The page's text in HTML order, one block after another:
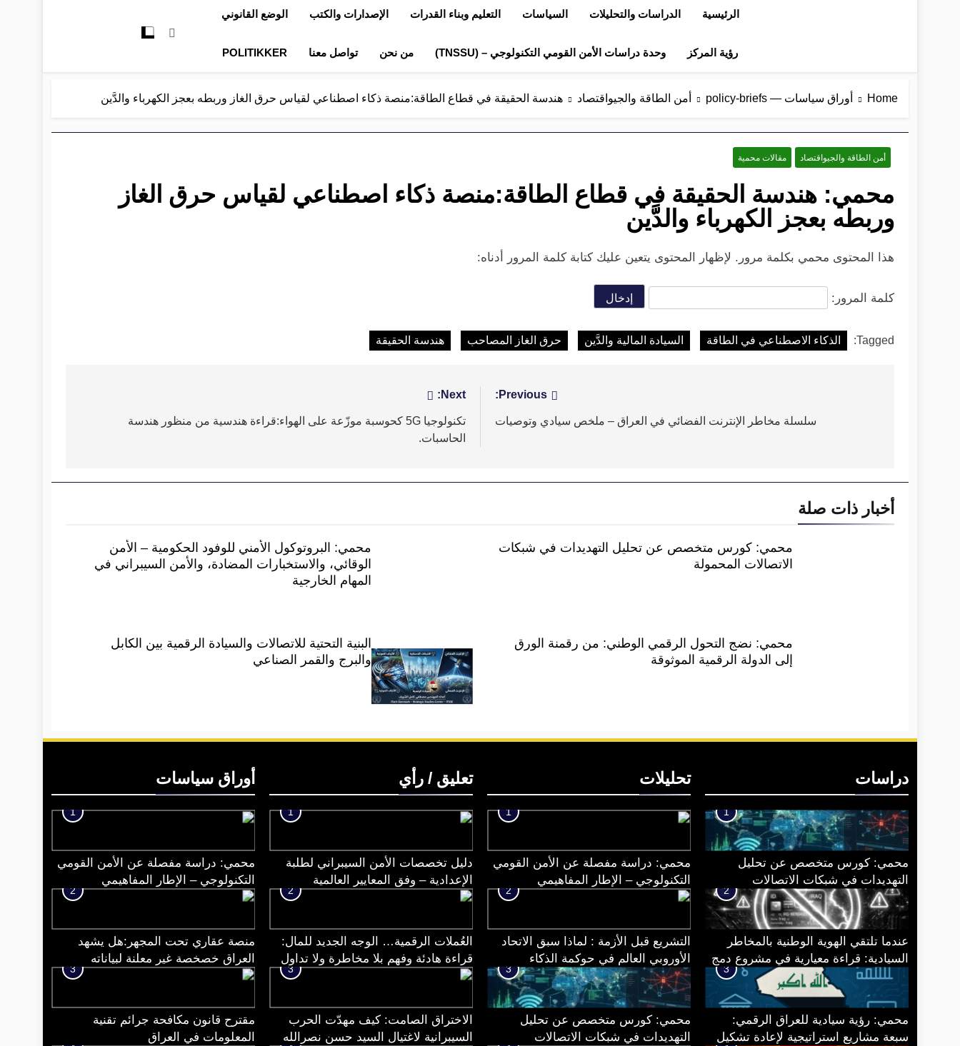
الرئيسية الدراسات والتحليلات السياسات التعليم وبناء القدرات الإصدارات والكتب الوضع القانوني
رؤية المركز وحدة دراسات الأمن القومي التكنولوجي – (TNSSU) من نحن تواصل معنا POLITIKKER
Home أوراق سياسات — policy-briefs أمن الطاقة والجيواقتصاد هندسة الحقيقة في قطاع الطاقة:منصة ذكاء اصطناعي لقياس حرق الغاز وربطه بعجز الكهرباء والدَّين
أمن الطاقة والجيواقتصاد مقالات محمية
محمي: هندسة الحقيقة في قطاع الطاقة:منصة ذكاء اصطناعي لقياس حرق الغاز
وربطه بعجز الكهرباء والدَّين
هذا المحتوى محمي بكلمة مرور. لإظهار المحتوى يتعين عليك كتابة كلمة المرور أدناه:
كلمة المرور:
Tagged: الذكاء الاصطناعي في الطاقة السيادة المالية والدَّين حرق الغاز المصاحب هندسة الحقيقة
Previous:
سلسلة مخاطر الإنترنت الفضائي في العراق – ملخص سيادي وتوصيات
Next:
تكنولوجيا 5G كحوسبة موزّعة على الهواء:قراءة هندسية من منظور هندسة
الحاسبات.
أخبار ذات صلة
محمي: كورس متخصص عن تحليل التهديدات في شبكات
الاتصالات المحمولة
محمي: البروتوكول الأمني للوفود الحكومية – الأمن
الوقائي، والاستخبارات المضادة، والأمن السيبراني في
المهام الخارجية
محمي: نضج التحول الرقمي الوطني: من رقمنة الورق
إلى الدولة الرقمية الموثوقة
البنية التحتية للاتصالات والسيادة الرقمية بين الكابل
والبرج والقمر الصناعي
دراسات
1
محمي: كورس متخصص عن تحليل
التهديدات في شبكات الاتصالات
المحمولة
2
عندما تلتقي الهوية الوطنية بالمخاطر
السيادية: قراءة معيارية في مشروع دمج
البطاقة الوطنية مع بطاقة السكن
3
محمي: رؤية سيادية للعراق الرقمي:
سبعة مشاريع استراتيجية لإعادة تشكيل
تحليلات
1
محمي: دراسة مفصلة عن الأمن القومي
التكنولوجي – الإطار المفاهيمي
2
التشريع قبل الأزمة : لماذا سبق الاتحاد
الأوروبي العالم في حوكمة الذكاء
الاصطناعي؟
3
محمي: كورس متخصص عن تحليل
التهديدات في شبكات الاتصالات
تعليق / رأي
1
دليل تخصصات الأمن السيبراني لطلبة
الإعدادية – وفق المعايير العالمية
2
العُملات الرقمية… الوجه الجديد للمال:
قراءة هادئة وفهم بلا مخاطرة ولا تداول
3
الاختراق الصامت: كيف مهدّت الحرب
السيبرانية لاغتيال السيد حسن نصرالله
أوراق سياسات
1
محمي: دراسة مفصلة عن الأمن القومي
التكنولوجي – الإطار المفاهيمي
2
منصة عقاري تحت المجهر:هل يشهد
العراق خصخصة غير معلنة لبياناته
العقارية ذات القيمة الأمنية؟
3
مقترح قانون مكافحة جرائم تقنية
المعلومات في العراق